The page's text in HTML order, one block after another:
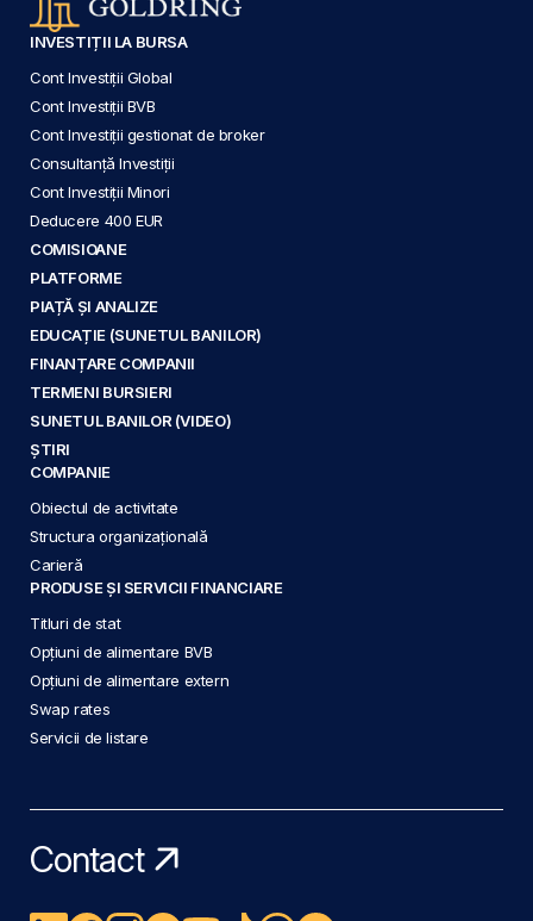
INVESTIȚII LA BURSA
Cont Investiții Global
Cont Investiții BVB
Cont Investiții gestionat de broker
Consultanță Investiții
Cont Investiții Minori
Deducere 400 EUR
COMISIOANE
PLATFORME
PIAȚĂ ȘI ANALIZE
EDUCAȚIE (SUNETUL BANILOR)
FINANȚARE COMPANII
TERMENI BURSIERI
SUNETUL BANILOR (VIDEO)
ȘTIRI
COMPANIE
Obiectul de activitate
Structura organizațională
Carieră
PRODUSE ȘI SERVICII FINANCIARE
Titluri de stat
Opțiuni de alimentare BVB
Opțiuni de alimentare extern
Swap rates
Servicii de listare
Contact